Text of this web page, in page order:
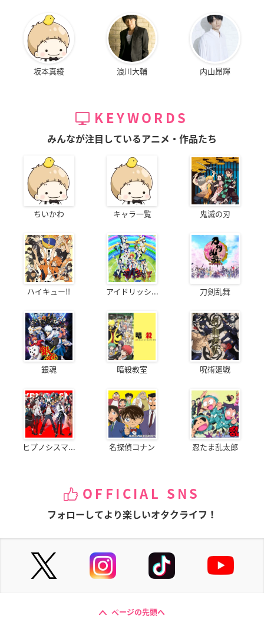
坂本真綾 浪川大輔 内山昂輝
KEYWORDS
みんなが注目しているアニメ・作品たち
ちいかわ キャラ一覧 鬼滅の刃
ハイキュー!! アイドリッシ... 刀剣乱舞
銀魂 暗殺教室 呪術廻戦
ヒプノシスマ... 名探偵コナン 忍たま乱太郎
OFFICIAL SNS
フォローしてより楽しいオタクライフ！
ページの先頭へ